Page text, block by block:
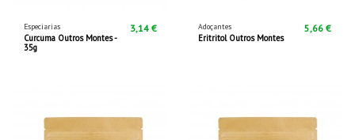
Especiarias
Curcuma Outros Montes -
35g
3,14 € Adoçantes
Eritritol Outros Montes
5,66 €